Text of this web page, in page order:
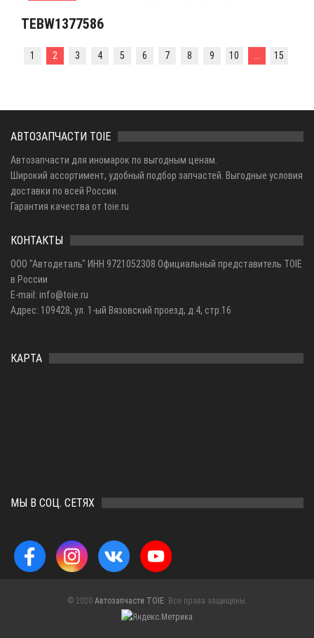
TEBW1377586
1 2 3 4 5 6 7 8 9 10 15
АВТОЗАПЧАСТИ TOIE
Автозапчасти для иномарок по выгодным ценам.
Широкий ассортимент, удобный подбор запчастей. Выгодные условия
доставки по всей России.
Гарантия качества от toie.ru
КОНТАКТЫ
ООО "Автодеталь" ИНН 9721052308 Официальный представитель TOIE
в России
E-mail: info@toie.ru
Адрес: 109428, ул. 1-ый Вязовский проезд, д.4, стр.16
КАРТА
МЫ В СОЦ. СЕТЯХ
© 2020 Автозапчасти TOIE. Все права защищены.